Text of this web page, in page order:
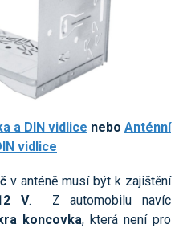
a DIN vidlice nebo Anténní
vidlice
v anténě musí být k zajištění
V. Z automobilu navíc
koncovka, která není pro